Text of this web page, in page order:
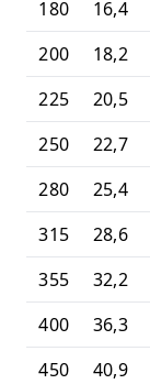
180
16,4
200
18,2
225
20,5
250
22,7
280
25,4
315
28,6
355
32,2
400
36,3
450
40,9